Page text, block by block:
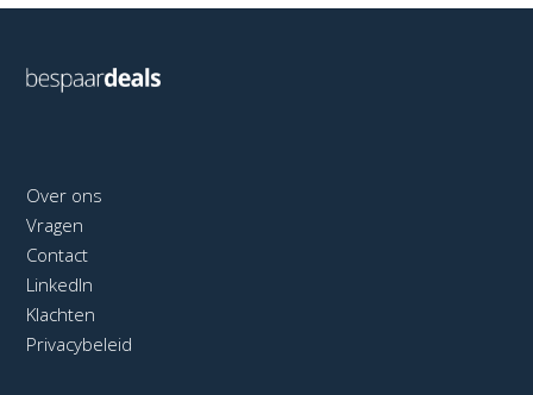
Over ons
Vragen
Contact
LinkedIn
Klachten
Privacybeleid